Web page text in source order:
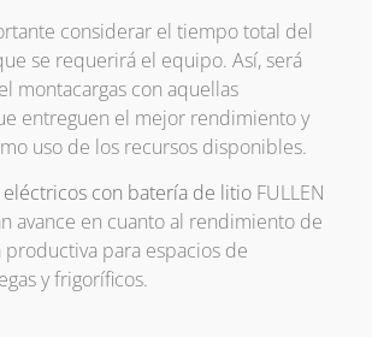
considerar el tiempo total del
se requerirá el equipo. Así, será
montacargas con aquellas
entreguen el mejor rendimiento y
uso de los recursos disponibles.
eléctricos con batería de litio FULLEN
avance en cuanto al rendimiento de
productiva para espacios de
y frigoríficos.